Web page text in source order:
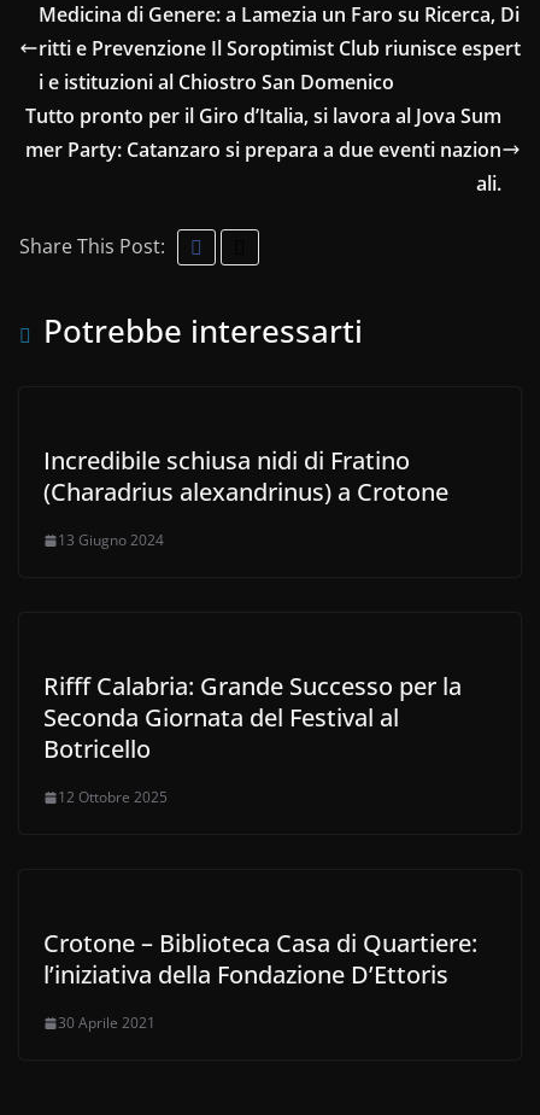
Medicina di Genere: a Lamezia un Faro su Ricerca, Di
ritti e Prevenzione Il Soroptimist Club riunisce espert
i e istituzioni al Chiostro San Domenico
Tutto pronto per il Giro d’Italia, si lavora al Jova Sum
mer Party: Catanzaro si prepara a due eventi nazion
ali.
Share This Post:
Potrebbe interessarti
Incredibile schiusa nidi di Fratino
(Charadrius alexandrinus) a Crotone
13 Giugno 2024
Rifff Calabria: Grande Successo per la
Seconda Giornata del Festival al
Botricello
12 Ottobre 2025
Crotone – Biblioteca Casa di Quartiere:
l’iniziativa della Fondazione D’Ettoris
30 Aprile 2021